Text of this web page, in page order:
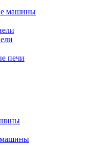
машины
печи
машины